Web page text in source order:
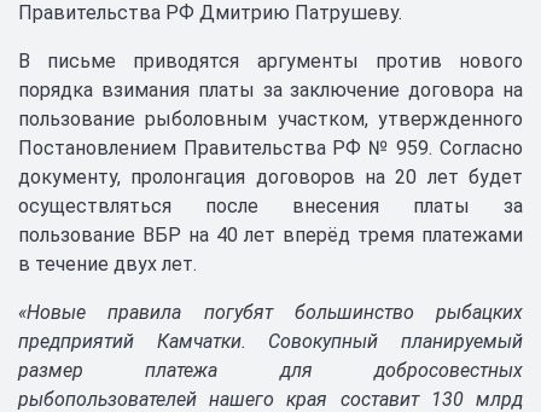
Правительства РФ Дмитрию Патрушеву.
В письме приводятся аргументы против нового
порядка взимания платы за заключение договора на
пользование рыболовным участком, утвержденного
Постановлением Правительства РФ № 959. Согласно
документу, пролонгация договоров на 20 лет будет
осуществляться после внесения платы за
пользование ВБР на 40 лет вперёд тремя платежами
в течение двух лет.
«Новые правила погубят большинство рыбацких
предприятий Камчатки. Совокупный планируемый
размер платежа для добросовестных
рыбопользователей нашего края составит 130 млрд